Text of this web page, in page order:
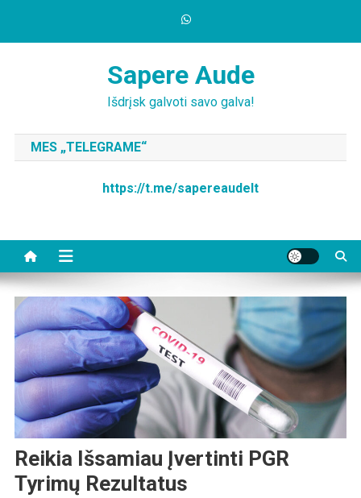
Sapere Aude
Išdrįsk galvoti savo galva!
MES „TELEGRAME“
https://t.me/sapereaudelt
Reikia Išsamiau Įvertinti PGR
Tyrimų Rezultatus